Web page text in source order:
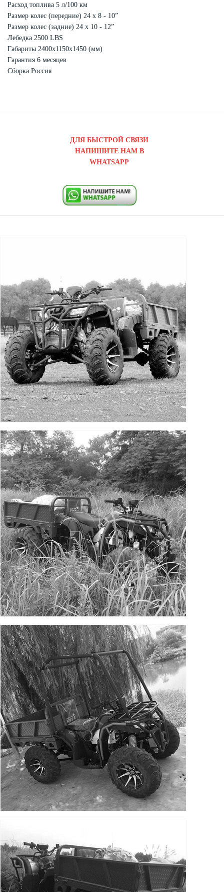
Расход топлива 5 л/100 км
Размер колес (передние) 24 x 8 - 10”
Размер колес (задние) 24 х 10 - 12”
Лебедка 2500 LBS
Габариты 2400х1150х1450 (мм)
Гарантия 6 месяцев
Сборка Россия
ДЛЯ БЫСТРОЙ СВЯЗИ
НАПИШИТЕ НАМ В
WHATSAPP